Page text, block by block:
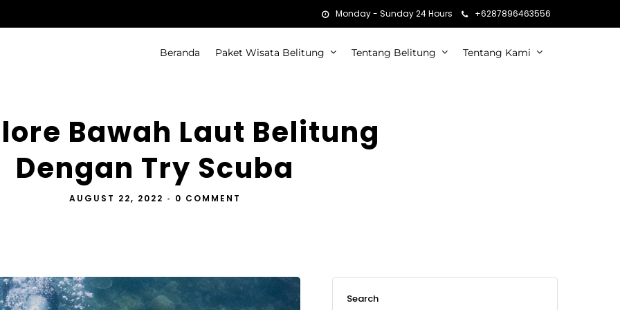
Monday - Sunday 24 Hours +6287896463556
Beranda Paket Wisata Belitung Tentang Belitung Tentang Kami
Bawah Laut Belitung
Dengan Try Scuba
AUGUST 22, 2022 • 0 COMMENT
Search